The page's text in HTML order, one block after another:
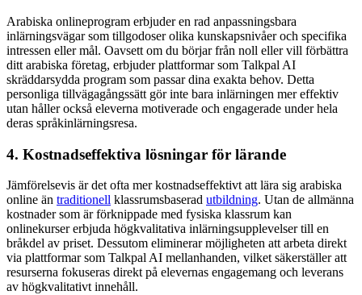
Arabiska onlineprogram erbjuder en rad anpassningsbara
inlärningsvägar som tillgodoser olika kunskapsnivåer och specifika
intressen eller mål. Oavsett om du börjar från noll eller vill förbättra
ditt arabiska företag, erbjuder plattformar som Talkpal AI
skräddarsydda program som passar dina exakta behov. Detta
personliga tillvägagångssätt gör inte bara inlärningen mer effektiv
utan håller också eleverna motiverade och engagerade under hela
deras språkinlärningsresa.
4. Kostnadseffektiva lösningar för lärande
Jämförelsevis är det ofta mer kostnadseffektivt att lära sig arabiska
online än traditionell klassrumsbaserad utbildning. Utan de allmänna
kostnader som är förknippade med fysiska klassrum kan
onlinekurser erbjuda högkvalitativa inlärningsupplevelser till en
bråkdel av priset. Dessutom eliminerar möjligheten att arbeta direkt
via plattformar som Talkpal AI mellanhanden, vilket säkerställer att
resurserna fokuseras direkt på elevernas engagemang och leverans
av högkvalitativt innehåll.